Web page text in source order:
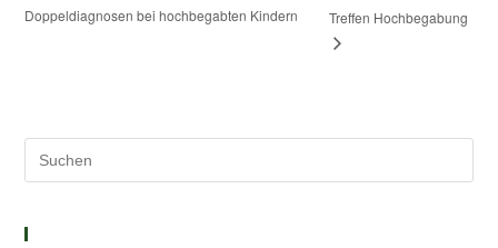
Doppeldiagnosen bei hochbegabten Kindern
Treffen Hochbegabung